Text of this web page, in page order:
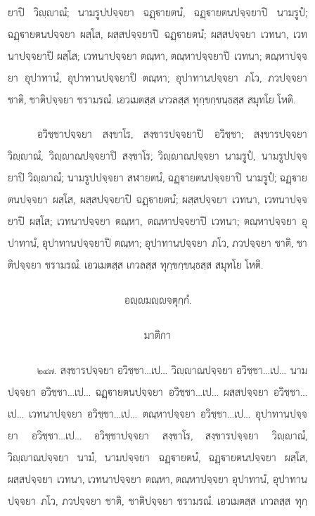
ยาปิ วิฺาณํ; นามรูปปจฺจยา ฉฏฺายตนํ, ฉฏฺายตนปจฺจยาปิ นามรูปํ;
ฉฏฺายตนปจฺจยา ผสฺโส, ผสฺสปจฺจยาปิ ฉฏฺายตนํ; ผสฺสปจฺจยา เวทนา, เวท
นาปจฺจยาปิ ผสฺโส; เวทนาปจฺจยา ตณฺหา, ตณฺหาปจฺจยาปิ เวทนา; ตณฺหาปจฺจ
ยา อุปาทานํ, อุปาทานปจฺจยาปิ ตณฺหา; อุปาทานปจฺจยา ภโว, ภวปจฺจยา
ชาติ, ชาติปจฺจยา ชรามรณํ. เอวเมตสฺส เกวลสฺส ทุกฺขกฺขนฺธสฺส สมุทโย โหติ.
อวิชฺชาปจฺจยา สงฺขาโร, สงฺขารปจฺจยาปิ อวิชฺชา; สงฺขารปจฺจยา
วิฺาณํ, วิฺาณปจฺจยาปิ สงฺขาโร; วิฺาณปจฺจยา นามรูปํ, นามรูปปจฺจ
ยาปิ วิฺาณํ; นามรูปปจฺจยา สฬายตนํ, ฉฏฺายตนปจฺจยาปิ นามรูปํ; ฉฏฺาย
ตนปจฺจยา ผสฺโส, ผสฺสปจฺจยาปิ ฉฏฺายตนํ; ผสฺสปจฺจยา เวทนา, เวทนาปจฺจ
ยาปิ ผสฺโส; เวทนาปจฺจยา ตณฺหา, ตณฺหาปจฺจยาปิ เวทนา; ตณฺหาปจฺจยา อุ
ปาทานํ, อุปาทานปจฺจยาปิ ตณฺหา; อุปาทานปจฺจยา ภโว, ภวปจฺจยา ชาติ, ชา
ติปจฺจยา ชรามรณํ. เอวเมตสฺส เกวลสฺส ทุกฺขกฺขนฺธสฺส สมุทโย โหติ.
อฺมฺจตุกฺกํ.
มาติกา
๒๔๗. สงฺขารปจฺจยา อวิชฺชา…เป… วิฺาณปจฺจยา อวิชฺชา…เป… นาม
ปจฺจยาอวิชฺชา…เป… ฉฏฺายตนปจฺจยา อวิชฺชา…เป… ผสฺสปจฺจยา อวิชฺชา…
เป… เวทนาปจฺจยา อวิชฺชา…เป… ตณฺหาปจฺจยา อวิชฺชา…เป… อุปาทานปจฺจ
ยา อวิชฺชา…เป… อวิชฺชาปจฺจยา สงฺขาโร, สงฺขารปจฺจยา วิฺาณํ,
วิฺาณปจฺจยา นามํ, นามปจฺจยา ฉฏฺายตนํ, ฉฏฺายตนปจฺจยา ผสฺโส,
ผสฺสปจฺจยา เวทนา, เวทนาปจฺจยา ตณฺหา, ตณฺหาปจฺจยาอุปาทานํ, อุปาทาน
ปจฺจยา ภโว, ภวปจฺจยา ชาติ, ชาติปจฺจยา ชรามรณํ. เอวเมตสฺส เกวลสฺส ทุกฺ